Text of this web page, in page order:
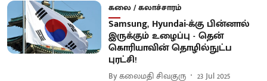
கலை / கலாச்சாரம்
Samsung, Hyundai-க்கு பின்னால்
இருக்கும் உழைப்பு - தென்
கொரியாவின் தொழில்நுட்ப
புரட்சி!
Byகலைமதி சிவகுரு
23 Jul 2025